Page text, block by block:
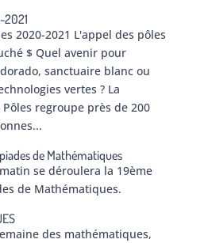
2021
2020-2021 L'appel des pôles
$ Quel avenir pour
sanctuaire blanc ou
vertes ? La
regroupe près de 200
de Mathématiques
se déroulera la 19ème
de Mathématiques.
des mathématiques,